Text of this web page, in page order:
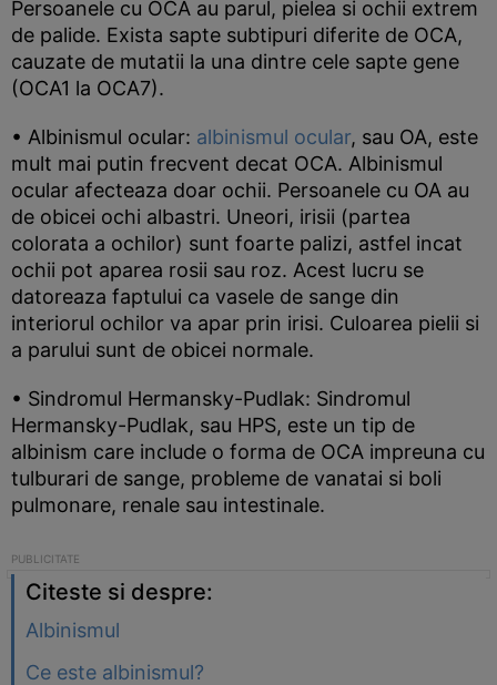
Persoanele cu OCA au parul, pielea si ochii extrem
de palide. Exista sapte subtipuri diferite de OCA,
cauzate de mutatii la una dintre cele sapte gene
(OCA1 la OCA7).
• Albinismul ocular: albinismul ocular, sau OA, este
mult mai putin frecvent decat OCA. Albinismul
ocular afecteaza doar ochii. Persoanele cu OA au
de obicei ochi albastri. Uneori, irisii (partea
colorata a ochilor) sunt foarte palizi, astfel incat
ochii pot aparea rosii sau roz. Acest lucru se
datoreaza faptului ca vasele de sange din
interiorul ochilor va apar prin irisi. Culoarea pielii si
a parului sunt de obicei normale.
• Sindromul Hermansky-Pudlak: Sindromul
Hermansky-Pudlak, sau HPS, este un tip de
albinism care include o forma de OCA impreuna cu
tulburari de sange, probleme de vanatai si boli
pulmonare, renale sau intestinale.
Citeste si despre:
Albinismul
Ce este albinismul?